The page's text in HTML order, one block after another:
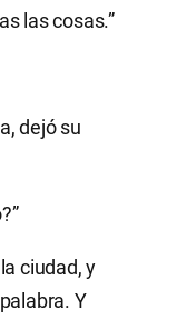
las cosas.”
dejó su
ciudad, y
Y